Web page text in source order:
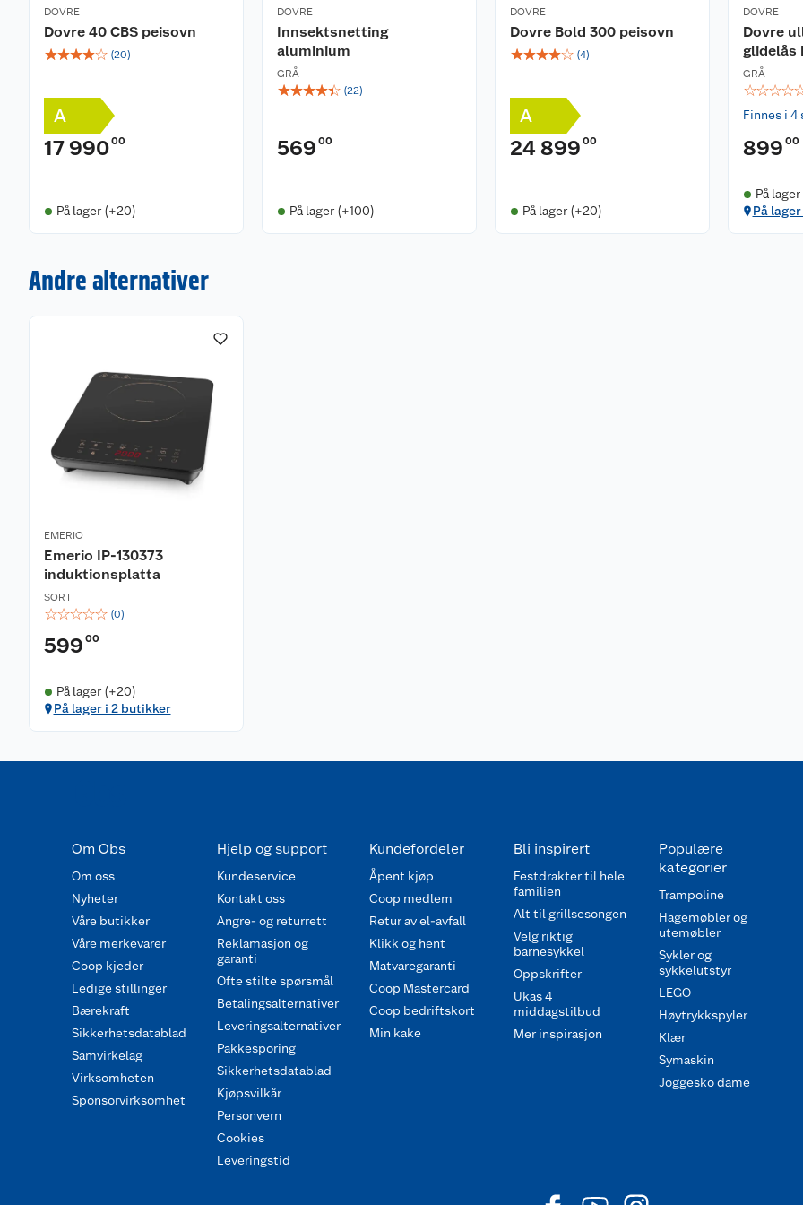
DOVRE
Dovre 40 CBS peisovn
☆☆☆☆☆ (20)
A
17 99000
På lager (+20)
DOVRE
Innsektsnetting
aluminium
GRÅ
☆☆☆☆☆ (22)
569 00
På lager (+100)
DOVRE
Dovre Bold 300 peisovn
☆☆☆☆☆ (4)
A
24 899 00
På lager (+20)
DOVRE
Dovre
glidelås
GRÅ
☆☆☆☆
Finnes i 4
899 00
På lager
På
Andre alternativer
EMERIO
Emerio IP-130373
induktionsplatta
SORT
☆☆☆☆☆ (0)
599 00
På lager (+20)
På lager i 2 butikker
Om Obs
Om oss
Nyheter
Våre butikker
Våre merkevarer
Coop kjeder
Ledige stillinger
Bærekraft
Sikkerhetsdatablad
Samvirkelag
Virksomheten
Sponsorvirksomhet
Hjelp og support
Kundeservice
Kontakt oss
Angre- og returrett
Reklamasjon og
garanti
Ofte stilte spørsmål
Betalingsalternativer
Leveringsalternativer
Pakkesporing
Sikkerhetsdatablad
Kjøpsvilkår
Personvern
Cookies
Leveringstid
Kundefordeler
Åpent kjøp
Coop medlem
Retur av el-avfall
Klikk og hent
Matvaregaranti
Coop Mastercard
Coop bedriftskort
Min kake
Bli inspirert
Festdrakter til hele
familien
Alt til grillsesongen
Velg riktig
barnesykkel
Oppskrifter
Ukas 4
middagstilbud
Mer inspirasjon
Populære
kategorier
Trampoline
Hagemøbler og
utemøbler
Sykler og
sykkelutstyr
LEGO
Høytrykkspyler
Klær
Symaskin
Joggesko dame